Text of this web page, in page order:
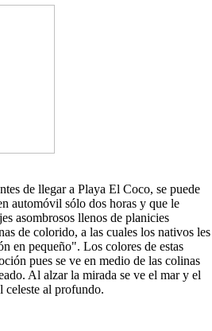
de llegar a Playa El Coco, se puede
automóvil sólo dos horas y que le
asombrosos llenos de planicies
de colorido, a las cuales los nativos les
en pequeño". Los colores de estas
pues se ve en medio de las colinas
Al alzar la mirada se ve el mar y el
celeste al profundo.